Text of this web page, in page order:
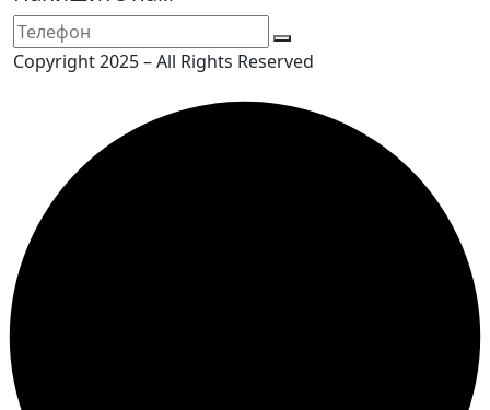
Copyright 2025 – All Rights Reserved